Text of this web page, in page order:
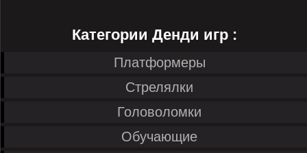
Категории Денди игр :
Платформеры
Стрелялки
Головоломки
Обучающие